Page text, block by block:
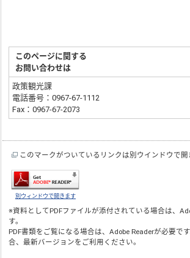
このページに関する
お問い合わせは
政策観光課
電話番号：0967-67-1112
Fax：0967-67-2073
このマークがついているリンクは別ウインドウで開
別ウィンドウで開きます
※資料としてPDFファイルが添付されている場合は、
す。
PDF書類をご覧になる場合は、Adobe Readerが必要で
合、最新バージョンをご利用ください。